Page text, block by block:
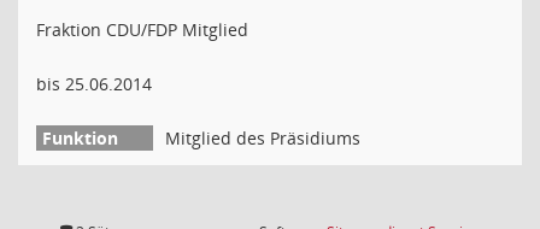
Fraktion CDU/FDP Mitglied
bis 25.06.2014
Mitglied des Präsidiums